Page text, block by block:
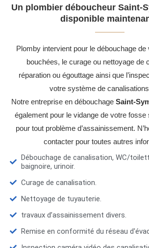
Un plombier déboucheur Saint-
disponible
Plomby intervient pour le débouchage
bouchées, le curage ou nettoyage de
réparation ou égouttage ainsi que
votre système de
Notre entreprise en débouchage Saint-
également pour le vidange de votre fosse
pour tout problème d’assainissement.
contacter pour toutes autres
Débouchage de canalisation, WC/
baignoire, urinoir.
Curage de canalisation.
Nettoyage de tuyauterie.
travaux d’assainissement divers.
Remise en conformité du réseau